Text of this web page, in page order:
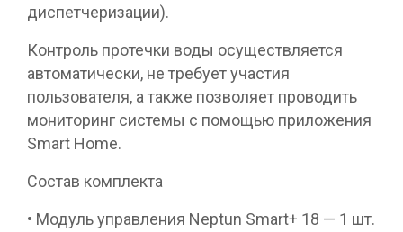
диспетчеризации).
Контроль протечки воды осуществляется
автоматически, не требует участия
пользователя, а также позволяет проводить
мониторинг системы с помощью приложения
Smart Home.
Состав комплекта
• Модуль управления Neptun Smart+ 18 — 1 шт.